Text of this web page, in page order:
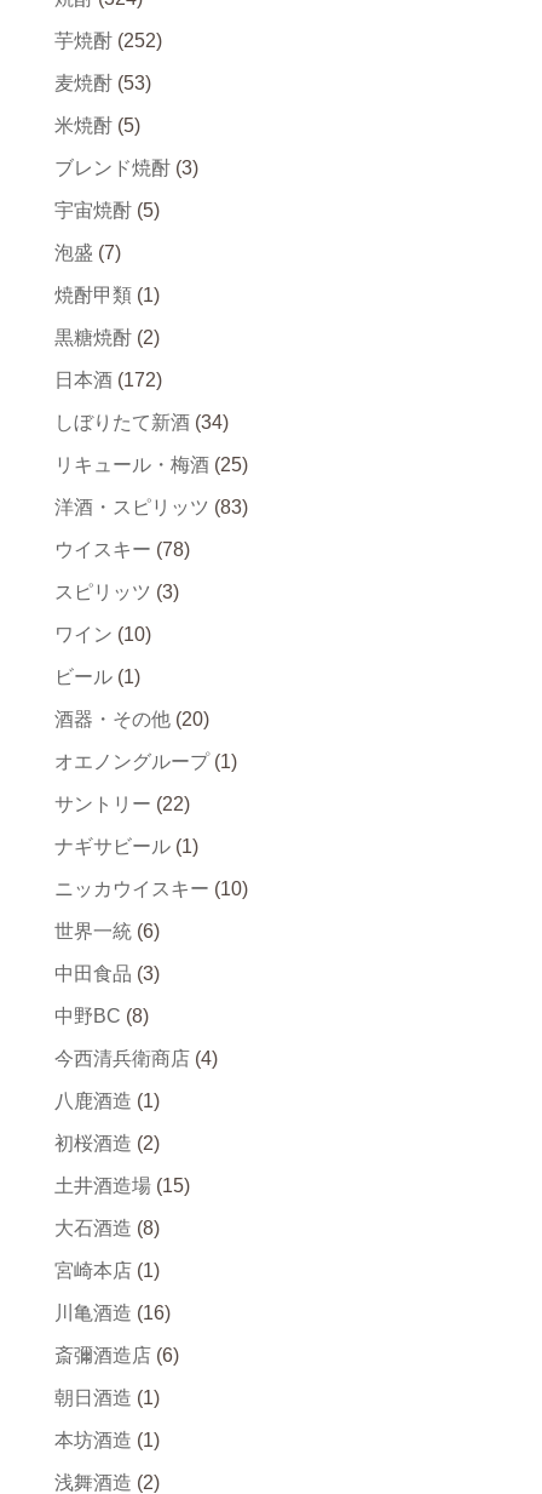
芋焼酎 (252)
麦焼酎 (53)
米焼酎 (5)
ブレンド焼酎 (3)
宇宙焼酎 (5)
泡盛 (7)
焼酎甲類 (1)
黒糖焼酎 (2)
日本酒 (172)
しぼりたて新酒 (34)
リキュール・梅酒 (25)
洋酒・スピリッツ (83)
ウイスキー (78)
スピリッツ (3)
ワイン (10)
ビール (1)
酒器・その他 (20)
オエノングループ (1)
サントリー (22)
ナギサビール (1)
ニッカウイスキー (10)
世界一統 (6)
中田食品 (3)
中野BC (8)
今西清兵衛商店 (4)
八鹿酒造 (1)
初桜酒造 (2)
土井酒造場 (15)
大石酒造 (8)
宮崎本店 (1)
川亀酒造 (16)
斎彌酒造店 (6)
朝日酒造 (1)
本坊酒造 (1)
浅舞酒造 (2)